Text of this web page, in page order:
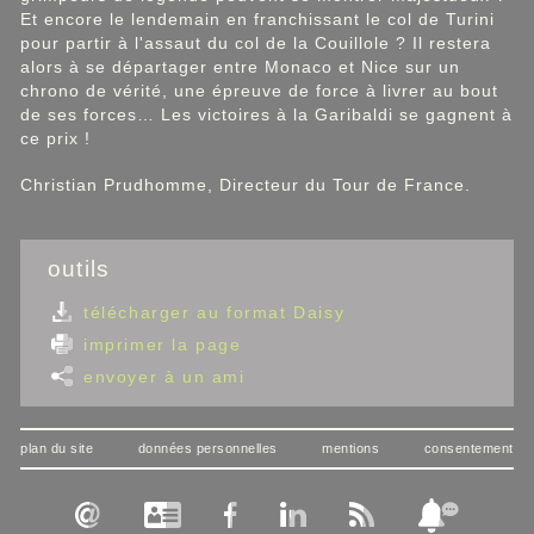
Et encore le lendemain en franchissant le col de Turini
pour partir à l'assaut du col de la Couillole ? Il restera
alors à se départager entre Monaco et Nice sur un
chrono de vérité, une épreuve de force à livrer au bout
de ses forces… Les victoires à la Garibaldi se gagnent à
ce prix !
Christian Prudhomme, Directeur du Tour de France.
outils
télécharger au format Daisy
imprimer la page
envoyer à un ami
plan du site données personnelles mentions consentement